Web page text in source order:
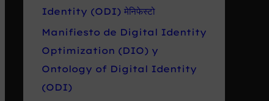
Identity (ODI) मेनिफेस्टो
Manifiesto de Digital Identity
Optimization (DIO) y
Ontology of Digital Identity
(ODI)